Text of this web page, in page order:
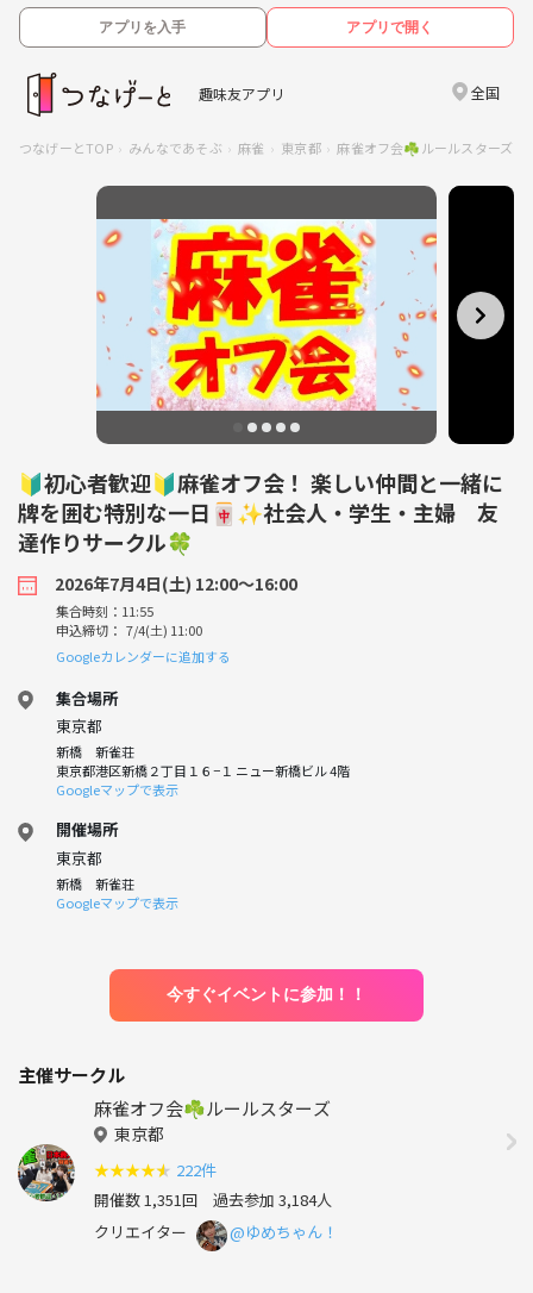
アプリを入手 アプリで開く
趣味友アプリ 全国
つなげーとTOP みんなであそぶ 麻雀 東京都 麻雀オフ会☘️ルールスターズ
🔰初心者歓迎🔰麻雀オフ会！ 楽しい仲間と一緒に
牌を囲む特別な一日🀄✨社会人・学生・主婦 友
達作りサークル🍀
2026年7月4日(土) 12:00〜16:00
集合時刻：11:55
申込締切： 7/4(土) 11:00
Googleカレンダーに追加する
集合場所
東京都
新橋 新雀荘
東京都港区新橋２丁目１６−１ ニュー新橋ビル 4階
Googleマップで表示
開催場所
東京都
新橋 新雀荘
Googleマップで表示
今すぐイベントに参加！！
主催サークル
麻雀オフ会☘️ルールスターズ
東京都
★★★★★ 222件
開催数 1,351回 過去参加 3,184人
クリエイター
@ゆめちゃん！